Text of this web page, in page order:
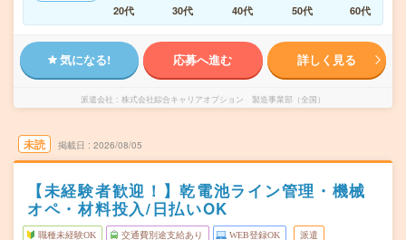
20代
30代 40代 50代 60代
気になる! 応募へ進む 詳しく見る
派遣会社 株式会社綜合キャリアオプション 製造事業部（全国）
未読 掲載日 2026/08/05
【未経験者歓迎！】乾電池ライン管理・機械
オペ・材料投入/日払いOK
職種未経験OK 交通費別途支給あり WEB登録OK 派遣